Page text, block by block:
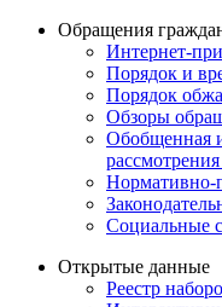
Обращения
Интернет-
Порядок и
Порядок
Обзоры
Обобщенная
Нормативно-
Социальные
Открытые данные
Реестр